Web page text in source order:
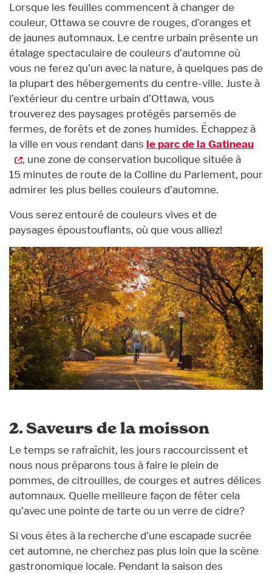
Lorsque les feuilles commencent à changer de
couleur, Ottawa se couvre de rouges, d’oranges et
de jaunes automnaux. Le centre urbain présente un
étalage spectaculaire de couleurs d’automne où
vous ne ferez qu’un avec la nature, à quelques pas de
la plupart des hébergements du centre-ville. Juste à
l’extérieur du centre urbain d’Ottawa, vous
trouverez des paysages protégés parsemés de
fermes, de forêts et de zones humides. Échappez à
la ville en vous rendant dans le parc de la Gatineau
, une zone de conservation bucolique située à
15 minutes de route de la Colline du Parlement, pour
admirer les plus belles couleurs d’automne.
Vous serez entouré de couleurs vives et de
paysages époustouflants, où que vous alliez!
2. Saveurs de la moisson
Le temps se rafraîchit, les jours raccourcissent et
nous nous préparons tous à faire le plein de
pommes, de citrouilles, de courges et autres délices
automnaux. Quelle meilleure façon de fêter cela
qu’avec une pointe de tarte ou un verre de cidre?
Si vous êtes à la recherche d’une escapade sucrée
cet automne, ne cherchez pas plus loin que la scène
gastronomique locale. Pendant la saison des